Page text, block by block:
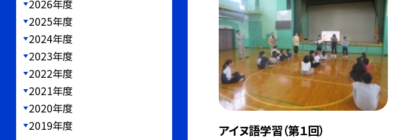
アイヌ語学習（第１回）
2026年度
2025年度
2024年度
2023年度
2022年度
2021年度
2020年度
2019年度